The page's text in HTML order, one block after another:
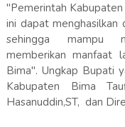
"Pemerintah
ini dapat menghasilkan
sehingga mampu
memberikan manfaat
Bima". Ungkap Bupati
Kabupaten Bima
Hasanuddin,ST, dan